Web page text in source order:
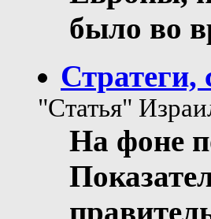
было во
Стратеги,
"Статья"
На фоне